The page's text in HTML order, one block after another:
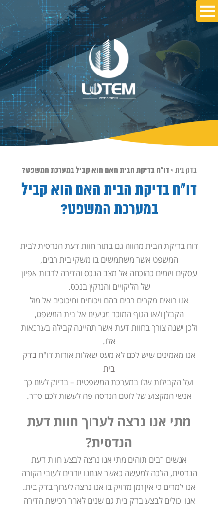
בדק בית >דו"ח בדיקת הבית האם הוא קביל במערכת המשפט?
דו"ח בדיקת הבית האם הוא קביל
במערכת המשפט?
דוח בדיקת הבית מהווה גם בתור חוות דעת הנדסית לבית
המשפט אשר משתמשים בו משקי בית רבים,
עסקים ויזמים כהוכחה אל מצב הנכס והדירה לרבות אפיון
של הליקויים והנזקין בנכס.
אנו רואים מקרים רבים בהם ויכוחים וחיכוכים אל מול
הקבלן ו/או הגוף המוכר מגיעים אל בית המשפט,
ולכן ישנה צורך בחוות דעת אשר תהיינה קבילה בערכאות
אלו.
אנו מאמינים שיש לכם לא מעט שאלות אודות דו"חבדק
בית
ועל הקבילות שלו במערכת המשפטית – בדיוק לשם כך
אנשי המקצוע של לוטם הנדסה פה לעשות לכם סדר.
מתי אנו נרצה לערוך חוות דעת
הנדסית?
אנשים רבים תוהים מתי אנו נרצה לבצע חוות דעת
הנדסית, הלכה למעשה כאשר אנחנו יורדים לעובי הקורה
אנו למדים כי אין זמן מדויק בו אנו נרצה לערוך בדק בית.
אנו יכולים לבצע בדק בית גם שנים לאחר רכישת הדירה